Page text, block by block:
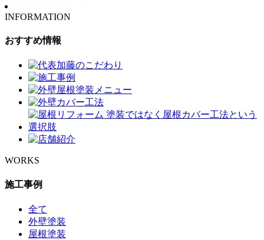
INFORMATION
おすすめ情報
WORKS
施工事例
全て
外壁塗装
屋根塗装